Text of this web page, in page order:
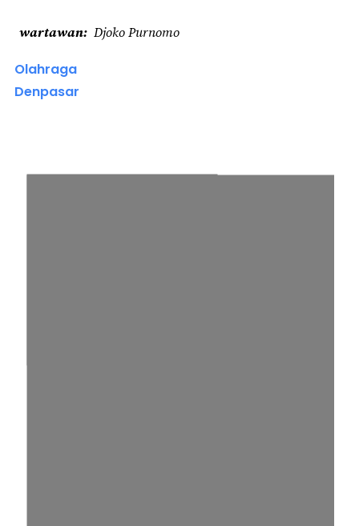
wartawan Djoko Purnomo
Olahraga
Denpasar